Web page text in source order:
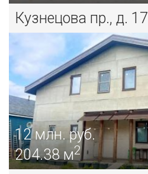
Кузнецова пр., д. 17
12млн. руб.
204.38 м2